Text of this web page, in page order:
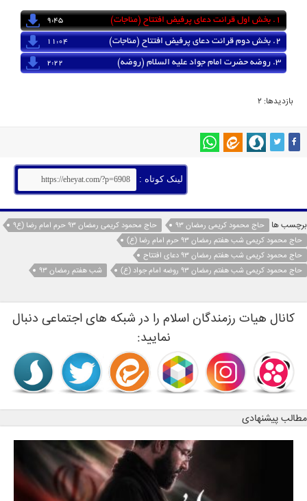
1. بخش اول قرائت دعای پرفیض افتتاح (مناجات) 9:45
2. بخش دوم قرائت دعای پرفیض افتتاح (مناجات) 11:04
3. روضه حضرت امام جواد علیه السلام (روضه) 2:22
بازدیدها: 2
لینک کوتاه :
برچسب ها حاج محمود کریمی رمضان 93
حاج محمود کریمی رمضان 93 حرم امام رضا (ع9
حاج محمود کریمی شب هفتم رمضان 93 حرم امام رضا (ع)
حاج محمود کریمی شب هفتم رمضان 93 دعای افتتاح
حاج محمود کریمی شب هفتم رمضان 93 روضه امام جواد (ع)
شب هفتم رمضان 93
کانال هیات رزمندگان اسلام را در شبکه های اجتماعی دنبال
نمایید:
مطالب پیشنهادی